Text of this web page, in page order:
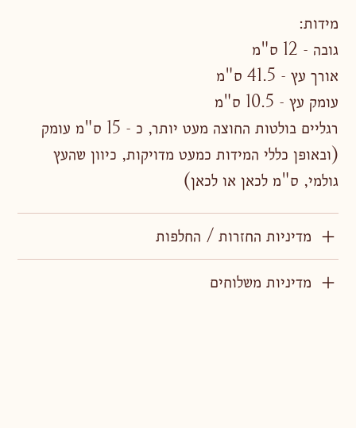
מידות:
גובה - 12 ס"מ
אורך עץ - 41.5 ס"מ
עומק עץ - 10.5 ס"מ
רגליים בולטות החוצה מעט יותר, כ - 15 ס"מ עומק
(ובאופן כללי המידות כמעט מדויקות, כיוון שהעץ
גולמי, ס"מ לכאן או לכאן)
מדיניות החזרות / החלפות
מדיניות משלוחים